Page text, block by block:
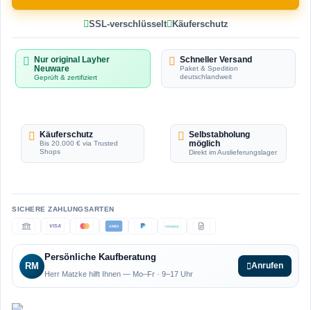
SSL-verschlüsselt Käuferschutz
Nur original Layher
Neuware
Geprüft & zertifiziert
Schneller Versand
Paket & Spedition
deutschlandweit
Käuferschutz
Bis 20.000 € via Trusted
Shops
Selbstabholung
möglich
Direkt im Auslieferungslager
VISA AMEX ratepay
RM
Persönliche Kaufberatung
Herr Matzke hilft Ihnen — Mo–Fr · 9–17 Uhr
Anrufen